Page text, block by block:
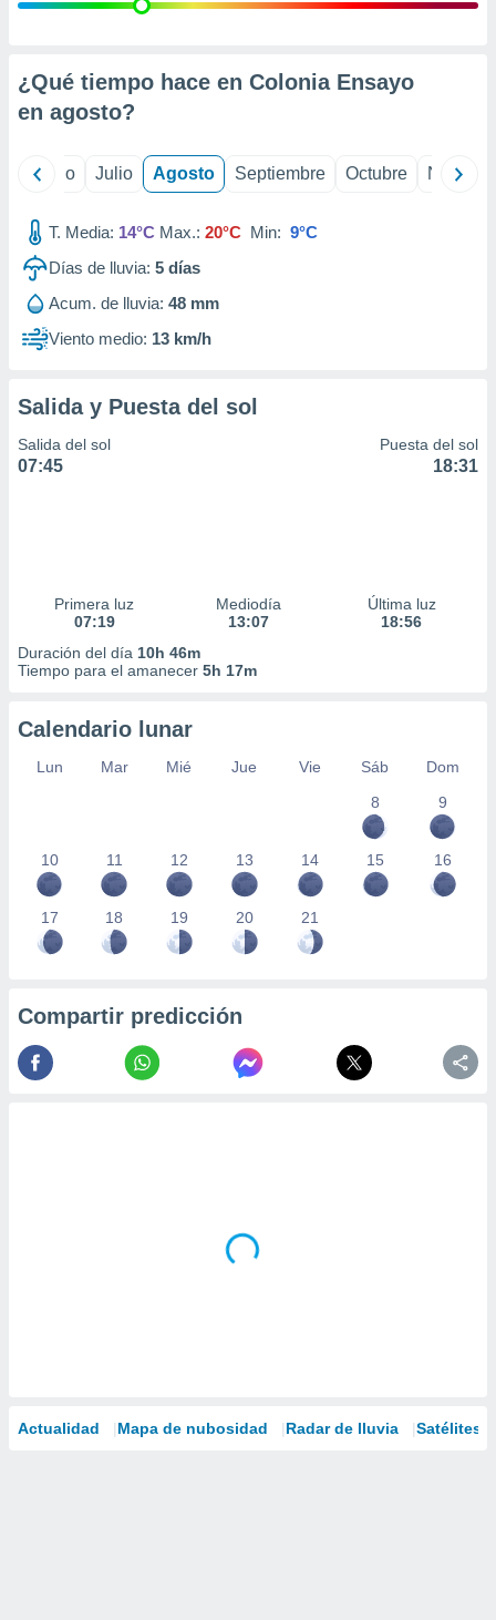
e
mediante
publicidad
de
1199
¿Qué tiempo hace en Colonia Ensayo
en agosto?
Junio Julio Agosto Septiembre Octubre
T. Media: 14°C Max.: 20°C Min: 9°C
Días de lluvia: 5 días
Acum. de lluvia: 48 mm
Viento medio: 13 km/h
Salida y Puesta del sol
Salida del sol
07:45
Puesta del sol
18:31
Primera luz
07:19
Mediodía
13:07
Última luz
18:56
Duración del día 10h 46m
Tiempo para el amanecer 5h 17m
Calendario lunar
Lun Mar Mié Jue Vie Sáb
Dom
8
9
10 11 12 13 14 15 16
17 18 19 20 21
Compartir predicción
Actualidad Mapa de nubosidad Radar de lluvia Satélites